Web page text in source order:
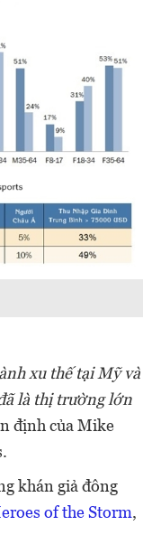
xu thế tại Mỹ và
là thị trường lớn
định của Mike
khán giả đông
of the Storm,